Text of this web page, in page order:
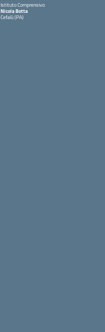
Istituto Comprensivo
Nicola Botta
Cefalù (PA)